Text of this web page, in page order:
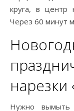
круга, в центр
Через 60 минут
нарезки
Нужно вымыть